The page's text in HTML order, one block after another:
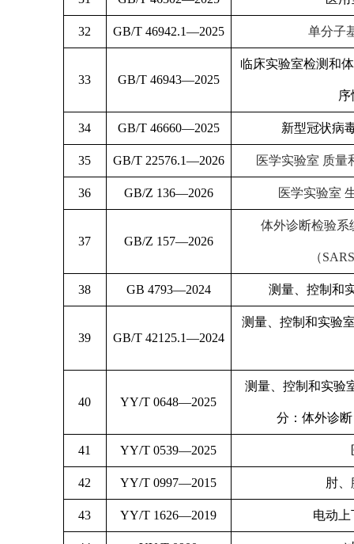
32 GB/T 46942.1—2025 单分子
33 GB/T 46943—2025
临床实验室检测和
34 GB/T 46660—2025 新型冠状病
35 GB/T 22576.1—2026 医学实验室 质量
36 GB/Z 136—2026 医学实验室
37 GB/Z 157—2026
体外诊断检验系
（
38 GB 4793—2024 测量、控制和
39 GB/T 42125.1—2024
测量、控制和实验
40 YY/T 0648—2025
测量、控制和实验
分：体外诊
41 YY/T 0539—2025
42 YY/T 0997—2015 肘
43 YY/T 1626—2019 电动